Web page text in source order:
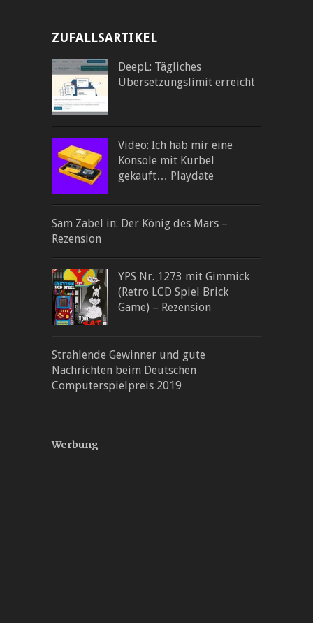
ZUFALLSARTIKEL
DeepL: Tägliches
Übersetzungslimit erreicht
Video: Ich hab mir eine
Konsole mit Kurbel
gekauft… Playdate
Sam Zabel in: Der König des Mars –
Rezension
YPS Nr. 1273 mit Gimmick
(Retro LCD Spiel Brick
Game) – Rezension
Strahlende Gewinner und gute
Nachrichten beim Deutschen
Computerspielpreis 2019
Werbung